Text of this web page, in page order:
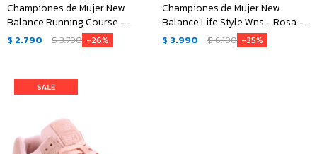
Championes de Mujer New
Balance Running Course -
Rosado Coral - Lila
$ 2.790 $3.790 26
Championes de Mujer New
Balance Life Style Wns - Rosa -
Beige
$ 3.990 $6.190 35